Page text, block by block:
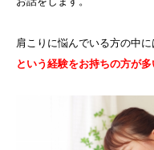
肩こりに悩んでいる方の中に
という経験をお持ちの方が